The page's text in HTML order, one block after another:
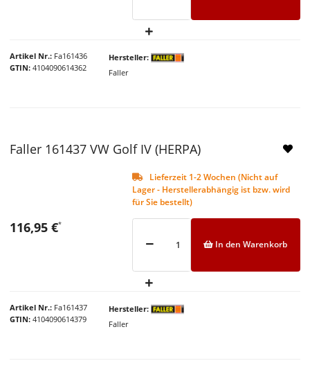
Artikel Nr. Fa161436
GTIN 4104090614362
Hersteller
Faller
Faller 161437 VW Golf IV (HERPA)
Lieferzeit 1-2 Wochen (Nicht auf
Lager - Herstellerabhängig ist bzw. wird
für Sie bestellt)
Artikel Nr. Fa161437
GTIN 4104090614379
Hersteller
Faller
116,95 €*
In den Warenkorb